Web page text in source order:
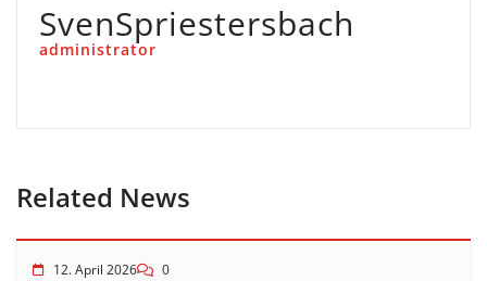
SvenSpriestersbach
administrator
Related News
12. April 2026 0